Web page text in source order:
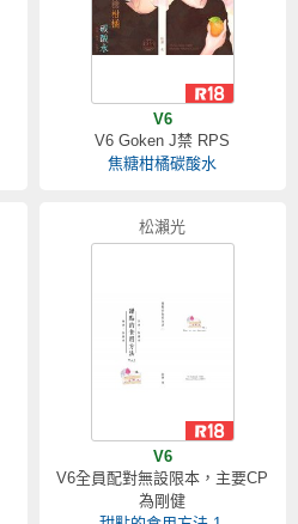
V6
V6 Goken J禁 RPS
焦糖柑橘碳酸水
松瀨光
V6
V6全員配對無設限本，主要CP
為剛健